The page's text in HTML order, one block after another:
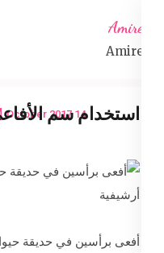
content
Enter)
Amireta
Amireta
14 October 2017
استخدام سم
أفعى برأسين في حديقة